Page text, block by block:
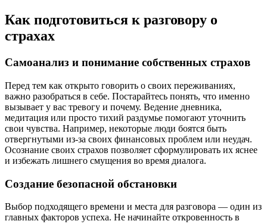
Как подготовиться к разговору о
страхах
Самоанализ и понимание собственных страхов
Перед тем как открыто говорить о своих переживаниях,
важно разобраться в себе. Постарайтесь понять, что именно
вызывает у вас тревогу и почему. Ведение дневника,
медитация или просто тихий раздумье помогают уточнить
свои чувства. Например, некоторые люди боятся быть
отвергнутыми из-за своих финансовых проблем или неудач.
Осознание своих страхов позволяет сформулировать их яснее
и избежать лишнего смущения во время диалога.
Создание безопасной обстановки
Выбор подходящего времени и места для разговора — один из
главных факторов успеха. Не начинайте откровенность в